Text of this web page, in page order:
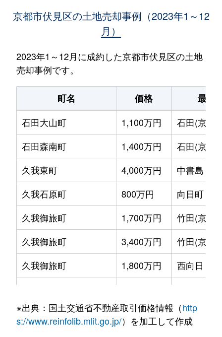
京都市伏見区の土地売却事例（2023年1～12
月）
2023年1～12月に成約した京都市伏見区の土地
売却事例です。
町名 価格
最寄
石田大山町
1,100万円
石田(京都
石田森南町
1,400万円
石田(京都
久我東町
4,000万円
中書島
久我石原町
800万円
向日町
久我御旅町
1,700万円
竹田(京都)
久我御旅町
3,400万円
竹田(京都)
久我御旅町
1,800万円
西向日
久我森の宮町
1,700万円
西向日
※出典：国土交通省不動産取引価格情報（http
s://www.reinfolib.mlit.go.jp/）を加工して作成